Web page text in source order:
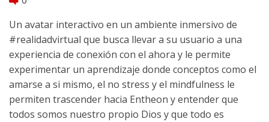
Un avatar interactivo en un ambiente inmersivo de
‪#‎realidadvirtual‬ ‪que busca llevar a su usuario a una
experiencia de conexión con el ahora y le permite
experimentar un aprendizaje donde conceptos como el
amarse a si mismo, el no stress y el mindfulness le
permiten trascender hacia Entheon y entender que
todos somos nuestro propio Dios y que todo es